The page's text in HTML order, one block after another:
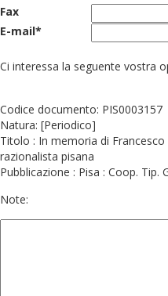
Fax
E-mail*
Ci interessa la seguente vostra
Codice documento: PIS0003157
Natura: [Periodico]
Titolo : In memoria di
razionalista pisana
Pubblicazione : Pisa : Coop. Tip.
Note: